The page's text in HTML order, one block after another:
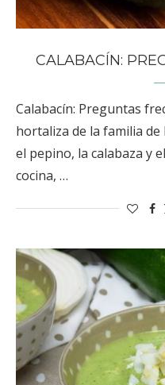
CALABACÍN:
Calabacín: Preguntas
hortaliza de la familia de
el pepino, la calabaza y
cocina, …